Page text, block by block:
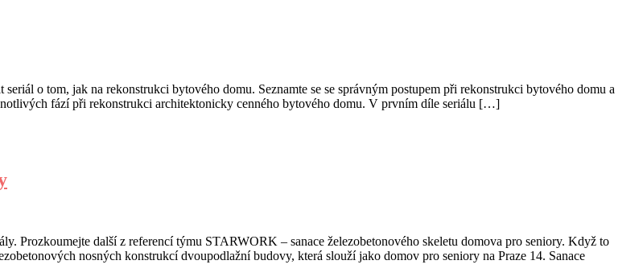
o tom, jak na rekonstrukci bytového domu. Seznamte se se správným postupem při rekonstrukci bytového domu a
fází při rekonstrukci architektonicky cenného bytového domu. V prvním díle seriálu […]
Prozkoumejte další z referencí týmu STARWORK – sanace železobetonového skeletu domova pro seniory. Když to
nosných konstrukcí dvoupodlažní budovy, která slouží jako domov pro seniory na Praze 14. Sanace